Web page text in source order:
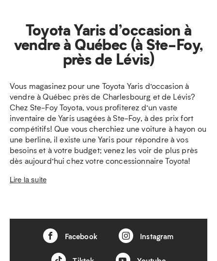
Toyota Yaris d’occasion à
vendre à Québec (à Ste-Foy,
près de Lévis)
Vous magasinez pour une Toyota Yaris d’occasion à
vendre à Québec près de Charlesbourg et de Lévis?
Chez Ste-Foy Toyota, vous profiterez d’un vaste
inventaire de Yaris usagées à Ste-Foy, à des prix fort
compétitifs! Que vous cherchiez une voiture à hayon ou
une berline, il existe une Yaris pour répondre à vos
besoins et à votre budget; venez les voir de plus près
dès aujourd’hui chez votre concessionnaire Toyota!
Lire la suite
Facebook Instagram